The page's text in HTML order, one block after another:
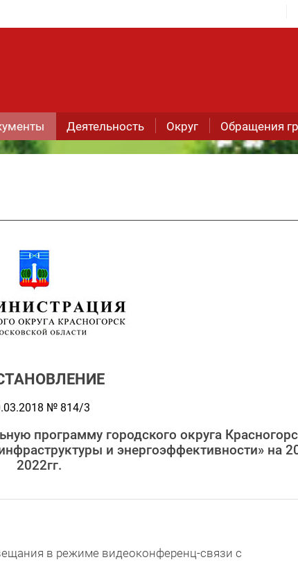
Деятельность Округ Обращения
№ 814/3
программу городского округа
и энергоэффективности» на
2022гг.
в режиме видеоконференц-связи с